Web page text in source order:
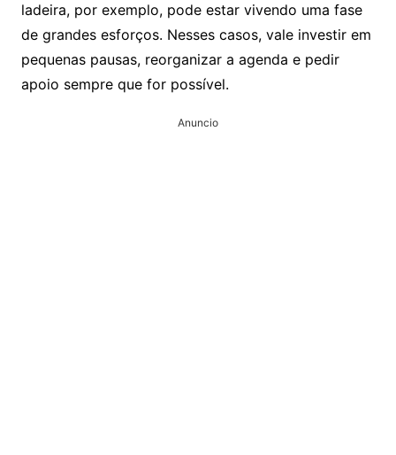
ladeira, por exemplo, pode estar vivendo uma fase
de grandes esforços. Nesses casos, vale investir em
pequenas pausas, reorganizar a agenda e pedir
apoio sempre que for possível.
Anuncio